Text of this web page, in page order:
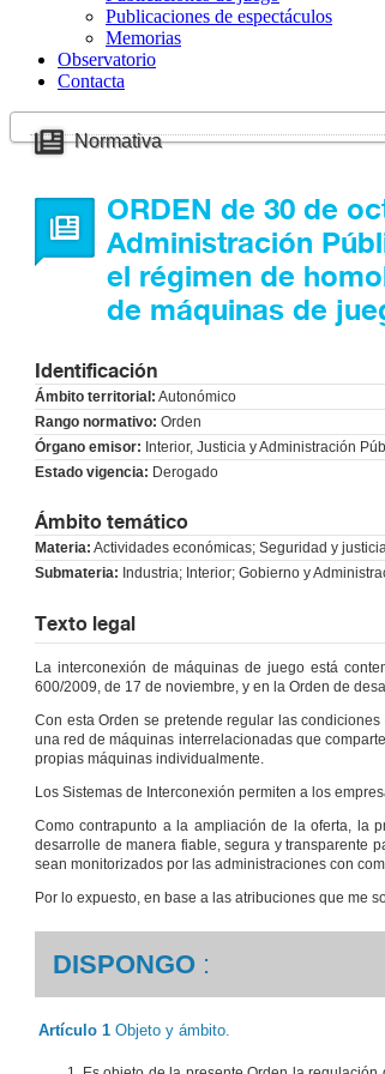
Publicaciones de espectáculos
Memorias
Observatorio
Contacta
Normativa
ORDEN de 30 de
Administración
el régimen de
de máquinas de
Identificación
Ámbito territorial: Autonómico
Rango normativo: Orden
Órgano emisor: Interior, Justicia y Administración
Estado vigencia: Derogado
Ámbito temático
Materia: Actividades económicas; Seguridad y
Submateria: Industria; Interior; Gobierno y
Texto legal
La interconexión de máquinas de juego está
600/2009, de 17 de noviembre, y en la Orden de
Con esta Orden se pretende regular las
una red de máquinas interrelacionadas que
propias máquinas individualmente.
Los Sistemas de Interconexión permiten a los
Como contrapunto a la ampliación de la oferta, la
desarrolle de manera fiable, segura y transparente
sean monitorizados por las administraciones con
Por lo expuesto, en base a las atribuciones que me
DISPONGO :
Artículo 1 Objeto y ámbito.